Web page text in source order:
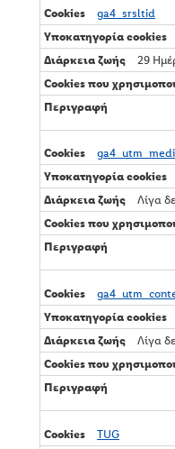
ga4_srsltid
29
Λίγα
Λίγα
TUG